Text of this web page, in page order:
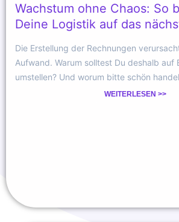
Wachstum ohne Chaos: So
Deine Logistik auf das
Die Erstellung der Rechnungen
Aufwand. Warum solltest Du deshalb auf
umstellen? Und worum bitte schön
WEITERLESEN >>